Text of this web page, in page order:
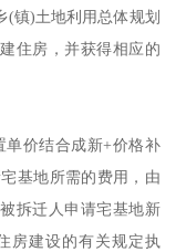
(镇)土地利用总体规划
住房，并获得相应的
单价结合成新+价格补
基地所需的费用，由
拆迁人申请宅基地新
房建设的有关规定执